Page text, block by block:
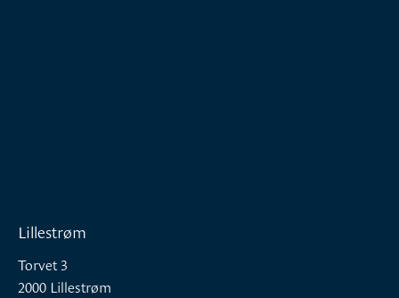
Lillestrøm
Torvet 3
2000 Lillestrøm